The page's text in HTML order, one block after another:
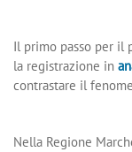
Il primo passo per il
la registrazione in
contrastare il
Nella Regione